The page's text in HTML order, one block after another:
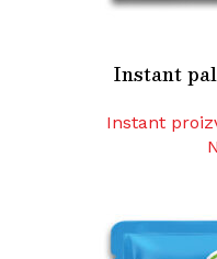
Instant
Instant